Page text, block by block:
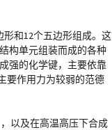
和12个五边形组成。这
构单元组装而成的各种
强的化学键，主要依靠
要作用力为较弱的范德
以及在高温高压下合成